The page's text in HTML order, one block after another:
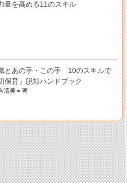
量を高める11のスキル
とあの手・この手 10のスキルで
保育」脱却ハンドブック
清美＝著